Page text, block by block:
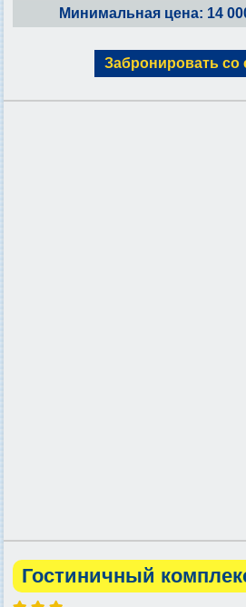
Минимальная цена: 14
Забронировать со
Гостиничный